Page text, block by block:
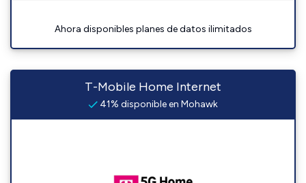
Ahora disponibles planes de datos ilimitados
T-Mobile Home Internet
41% disponible en Mohawk